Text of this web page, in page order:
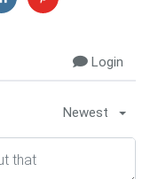
Login
Newest